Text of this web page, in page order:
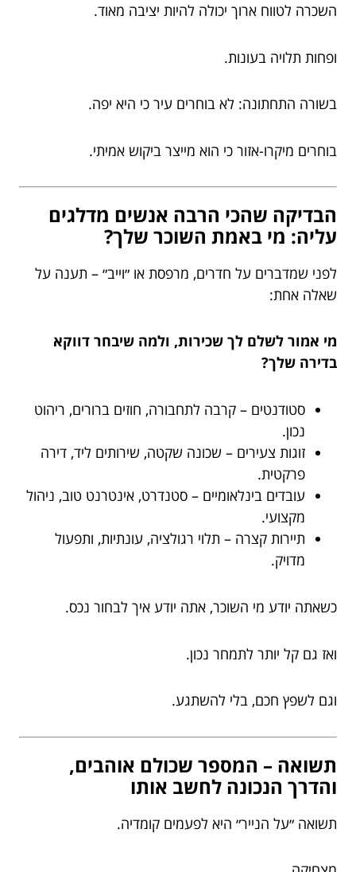
השכרה לטווח ארוך יכולה להיות יציבה מאוד.
ופחות תלויה בעונות.
בשורה התחתונה: לא בוחרים עיר כי היא יפה.
בוחרים מיקרו-אזור כי הוא מייצר ביקוש אמיתי.
הבדיקה שהכי הרבה אנשים מדלגים
עליה: מי באמת השוכר שלך?
לפני שמדברים על חדרים, מרפסת או ״וייב״ – תענה על
שאלה אחת:
מי אמור לשלם לך שכירות, ולמה שיבחר דווקא
בדירה שלך?
סטודנטים – קרבה לתחבורה, חוזים ברורים, ריהוט
נכון.
זוגות צעירים – שכונה שקטה, שירותים ליד, דירה
פרקטית.
עובדים בינלאומיים – סטנדרט, אינטרנט טוב, ניהול
מקצועי.
תיירות קצרה – תלוי רגולציה, עונתיות, ותפעול
מדויק.
כשאתה יודע מי השוכר, אתה יודע איך לבחור נכס.
ואז גם קל יותר לתמחר נכון.
וגם לשפץ חכם, בלי להשתגע.
תשואה – המספר שכולם אוהבים,
והדרך הנכונה לחשב אותו
תשואה ״על הנייר״ היא לפעמים קומדיה.